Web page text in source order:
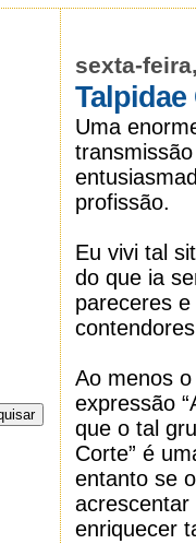
sexta-
Talpidae
Uma
profissão.
Eu vivi tal
do que ia
pareceres
Ao menos
expressão
que o tal
Corte” é
entanto se
enriquecer